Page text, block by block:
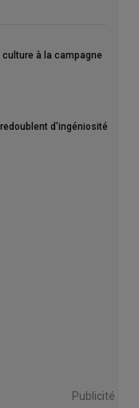
culture à la campagne
d'ingéniosité
Publicité